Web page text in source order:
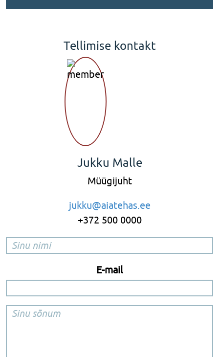
Tellimise kontakt
Jukku Malle
Müügijuht
jukku@aiatehas.ee
+372 500 0000
E-mail